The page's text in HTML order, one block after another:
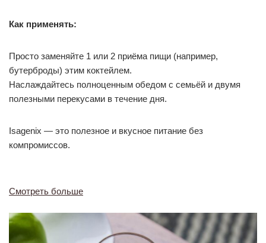
Как применять:
Просто заменяйте 1 или 2 приёма пищи (например,
бутерброды) этим коктейлем.
Наслаждайтесь полноценным обедом с семьёй и двумя
полезными перекусами в течение дня.
Isagenix — это полезное и вкусное питание без
компромиссов.
Смотреть больше